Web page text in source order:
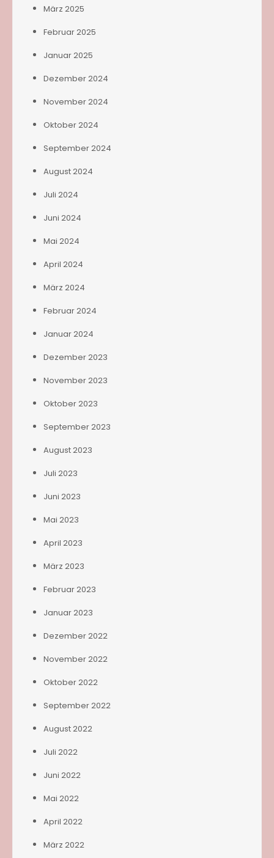
März 2025
Februar 2025
Januar 2025
Dezember 2024
November 2024
Oktober 2024
September 2024
August 2024
Juli 2024
Juni 2024
Mai 2024
April 2024
März 2024
Februar 2024
Januar 2024
Dezember 2023
November 2023
Oktober 2023
September 2023
August 2023
Juli 2023
Juni 2023
Mai 2023
April 2023
März 2023
Februar 2023
Januar 2023
Dezember 2022
November 2022
Oktober 2022
September 2022
August 2022
Juli 2022
Juni 2022
Mai 2022
April 2022
März 2022